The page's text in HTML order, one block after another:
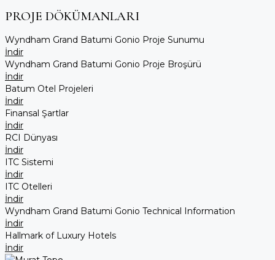
PROJE DÖKÜMANLARI
Wyndham Grand Batumi Gonio Proje Sunumu
İndir
Wyndham Grand Batumi Gonio Proje Broşürü
İndir
Batum Otel Projeleri
İndir
Finansal Şartlar
İndir
RCI Dünyası
İndir
ITC Sistemi
İndir
ITC Otelleri
İndir
Wyndham Grand Batumi Gonio Technical Information
İndir
Hallmark of Luxury Hotels
İndir